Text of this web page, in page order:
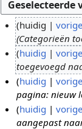
7
u
2
huidig vorige
Categorieën
huidig
vorige
toegevoegd
m
huidig vorige
pagina: nieuw
huidig vorige
aangepast